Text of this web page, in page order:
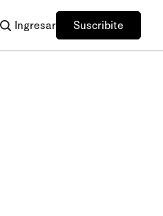
Ingresar Suscribite